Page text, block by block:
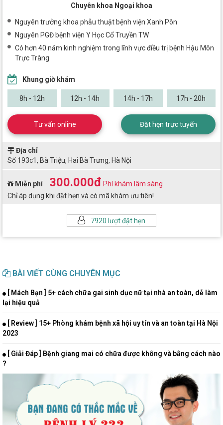
Chuyên khoa Ngoại khoa
Nguyên trưởng khoa phẫu thuật bệnh viện Xanh Pôn
Nguyên PGĐ bệnh viện Y Học Cổ Truyền TW
Có hơn 40 năm kinh nghiệm trong lĩnh vực điều trị bệnh Hậu Môn
Trực Tràng
7920 lượt đặt hẹn
Khung giờ khám
8h - 12h 12h - 14h 14h - 17h 17h - 20h
Tư vấn online Đặt hẹn trực tuyến
Địa chỉ
Số 193c1, Bà Triệu, Hai Bà Trưng, Hà Nội
Miễn phí 300.000đ Phí khám lâm sàng
Chỉ áp dụng khi đặt hẹn và có mã khám ưu tiên!
BÀI VIẾT CÙNG CHUYÊN MỤC
[ Mách Bạn ] 5+ cách chữa gai sinh dục nữ tại nhà an toàn, dễ làm
lại hiệu quả
[ Review ] 15+ Phòng khám bệnh xã hội uy tín và an toàn tại Hà Nội
2023
[ Giải Đáp ] Bệnh giang mai có chữa được không và bằng cách nào
?